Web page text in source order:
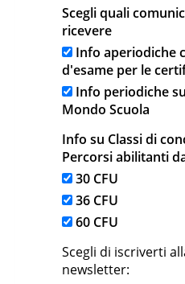
Scegli quali
ricevere
Info aperiodiche
d'esame per le
Info periodiche
Mondo Scuola
Info su Classi di
Percorsi abilitanti
30 CFU
36 CFU
60 CFU
Scegli di iscriverti
newsletter: